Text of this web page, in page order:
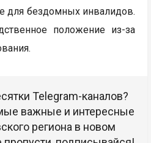
для бездомных инвалидов.
положение из-за
Telegram-каналов?
важные и интересные
региона в новом